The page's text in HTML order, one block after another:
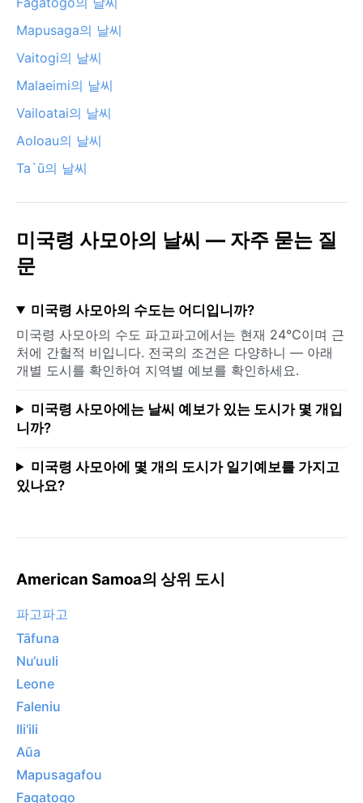
Mapusaga의 날씨
Vaitogi의 날씨
Malaeimi의 날씨
Vailoatai의 날씨
Aoloau의 날씨
Ta`ū의 날씨
미국령 사모아의 날씨 — 자주 묻는 질
문
미국령 사모아의 수도는 어디입니까?
미국령 사모아의 수도 파고파고에서는 현재 24°C이며 근
처에 간헐적 비입니다. 전국의 조건은 다양하니 — 아래
개별 도시를 확인하여 지역별 예보를 확인하세요.
미국령 사모아에는 날씨 예보가 있는 도시가 몇 개입
니까?
미국령 사모아에 몇 개의 도시가 일기예보를 가지고
있나요?
American Samoa의 상위 도시
파고파고
Tāfuna
Nu‘uuli
Leone
Faleniu
Ili‘ili
Aūa
Mapusagafou
Fagatogo